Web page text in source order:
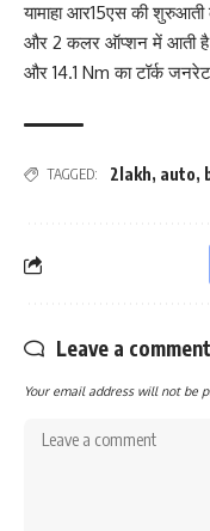
यामाहा आर15एस की
और 2 कलर ऑप्शन में आती
और 14.1 Nm का टॉर्क
TAGGED: 2lakh, auto,
Leave a comment
Your email address will not be